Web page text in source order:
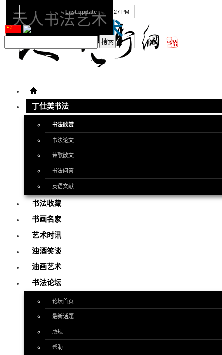
天人书法艺术
丁仕美书法
书法欣赏
书法论文
诗歌散文
书法问答
英语文献
书法收藏
书画名家
艺术时讯
浊酒笑谈
油画艺术
书法论坛
论坛首页
最新话题
版规
帮助
08 08 2026 Last update 08:15:27 PM
天人书法艺术